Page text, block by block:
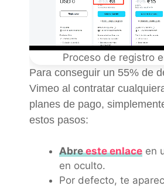
Proceso de registro
Para conseguir un 55% de
Vimeo al contratar
planes de pago,
estos pasos:
Abreeste enlace en
en oculto.
Por defecto, te